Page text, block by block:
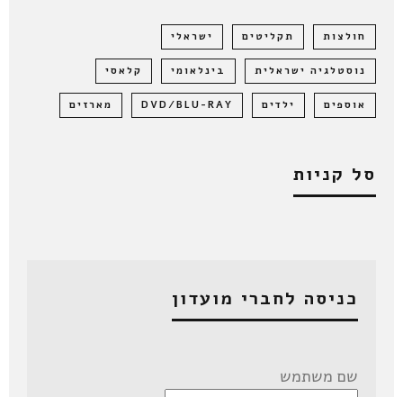
חולצות תקליטים ישראלי
נוסטלגיה ישראלית בינלאומי קלאסי
אוספים ילדים DVD/BLU-RAY מארזים
סל קניות
כניסה לחברי מועדון
שם משתמש